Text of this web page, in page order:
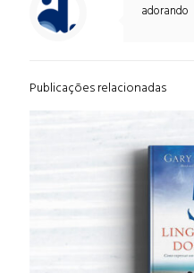
adorando
Publicações relacionadas